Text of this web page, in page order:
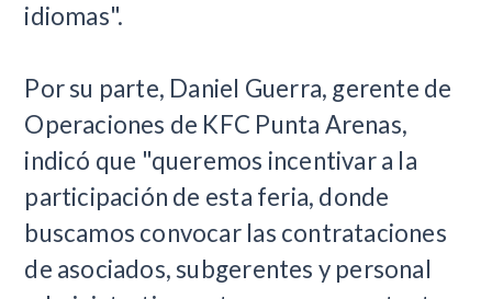
idiomas".
Por su parte, Daniel Guerra, gerente de
Operaciones de KFC Punta Arenas,
indicó que "queremos incentivar a la
participación de esta feria, donde
buscamos convocar las contrataciones
de asociados, subgerentes y personal